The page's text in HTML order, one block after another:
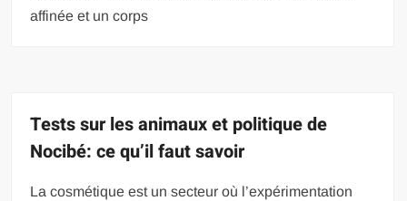
affinée et un corps
Tests sur les animaux et politique de
Nocibé: ce qu’il faut savoir
La cosmétique est un secteur où l’expérimentation